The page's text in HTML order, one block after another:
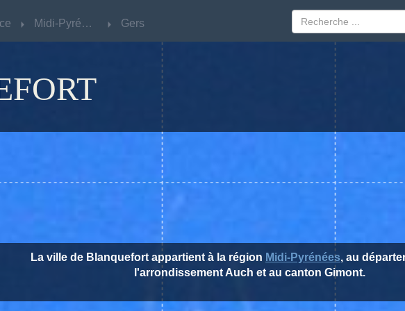
Midi-Pyrénées Gers
La ville de Blanquefort appartient à la région Midi-Pyrénées, au
l'arrondissement Auch et au canton Gimont.
Midi-Pyrénées Gers